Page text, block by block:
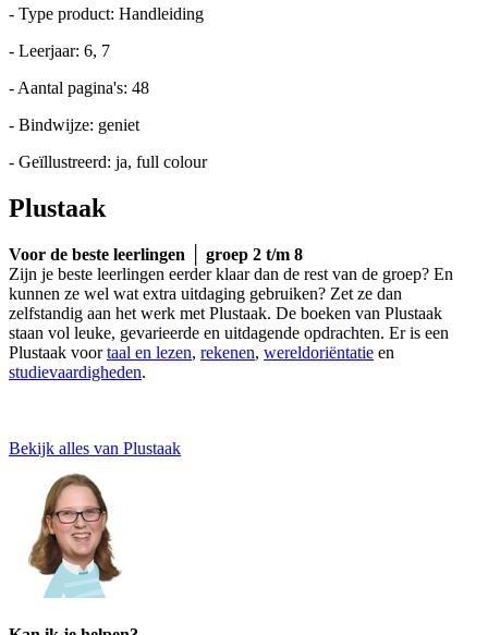
- Type product: Handleiding
- Leerjaar: 6, 7
- Aantal pagina's: 48
- Bindwijze: geniet
- Geïllustreerd: ja, full colour
Plustaak
Voor de beste leerlingen │ groep 2 t/m 8
Zijn je beste leerlingen eerder klaar dan de rest van de groep? En
kunnen ze wel wat extra uitdaging gebruiken? Zet ze dan
zelfstandig aan het werk met Plustaak. De boeken van Plustaak
staan vol leuke, gevarieerde en uitdagende opdrachten. Er is een
Plustaak voortaal en lezen, rekenen, wereldoriëntatie en
studievaardigheden.
Bekijk alles van Plustaak